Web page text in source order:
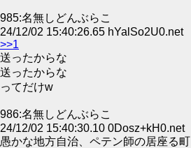
985:名無しどんぶらこ
24/12/02 15:40:26.65 hYalSo2U0.net
>>1
送ったからな
送ったからな
ってだけw
986:名無しどんぶらこ
24/12/02 15:40:30.10 0Dosz+kH0.net
愚かな地方自治、ペテン師の居座る町